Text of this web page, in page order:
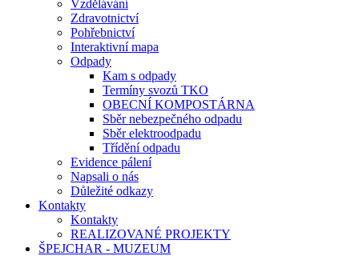
Vzdělávání
Zdravotnictví
Pohřebnictví
Interaktivní mapa
Odpady
Kam s odpady
Termíny svozů TKO
OBECNÍ KOMPOSTÁRNA
Sběr nebezpečného odpadu
Sběr elektroodpadu
Třídění odpadu
Evidence pálení
Napsali o nás
Důležité odkazy
Kontakty
Kontakty
REALIZOVANÉ PROJEKTY
ŠPEJCHAR - MUZEUM